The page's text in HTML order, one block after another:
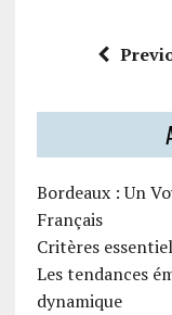
Bordeaux : Un
Français
Critères
Les tendances
dynamique